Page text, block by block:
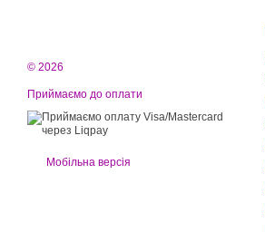
© 2026
Приймаємо до оплати
Мобільна версія